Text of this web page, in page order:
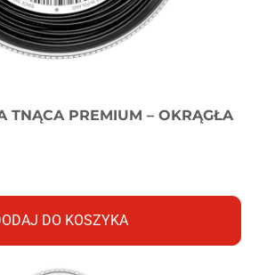
TNĄCA PREMIUM – OKRĄGŁA
DO KOSZYKA